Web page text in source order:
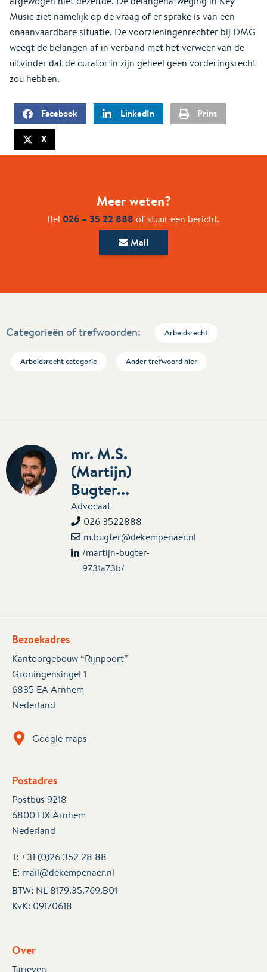
Music ziet namelijk op de vraag of er sprake is van een
onaanvaardbare situatie. De voorzieningenrechter bij DMG
weegt de belangen af in verband met het verweer van de
uitvinder dat de curator in zijn geheel geen vorderingsrecht
zou hebben.
Facebook LinkedIn Print
X
Meer weten?
Bel 026 – 35 22 888 of stuur een bericht.
Mail
Categorieën of trefwoorden: Arbeidsrecht
Arbeidsrecht categorie Ander trefwoord hier
mr. M.S.
(Martijn)
Bugter...
Advocaat
026 3522888
m.bugter@dekempenaer.nl
/martijn-bugter-
9731a73b/
Bezoekadres
Kantoorgebouw “Rijnpoort”
Groningensingel 1
6835 EA Arnhem
Nederland
Google maps
Postadres
Postbus 9218
6800 HX Arnhem
Nederland
T: +31 (0)26 352 28 88
E: mail@dekempenaer.nl
BTW: NL 8179.35.769.B01
KvK: 09170618
Over
Tarieven